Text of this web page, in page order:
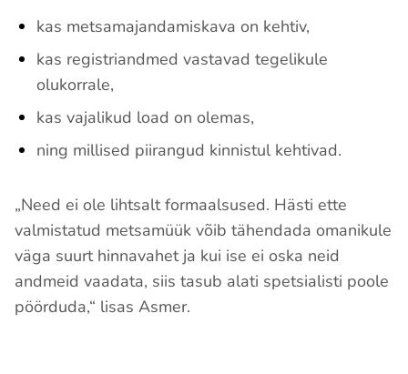
kas metsamajandamiskava on kehtiv,
kas registriandmed vastavad tegelikule
olukorrale,
kas vajalikud load on olemas,
ning millised piirangud kinnistul kehtivad.
„Need ei ole lihtsalt formaalsused. Hästi ette
valmistatud metsamüük võib tähendada omanikule
väga suurt hinnavahet ja kui ise ei oska neid
andmeid vaadata, siis tasub alati spetsialisti poole
pöörduda,“ lisas Asmer.